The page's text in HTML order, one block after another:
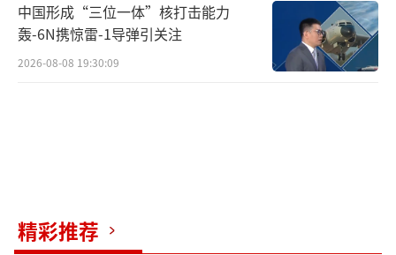
中国形成“三位一体”核打击能力
轰-6N携惊雷-1导弹引关注
2026-08-08 19:30:09
精彩推荐